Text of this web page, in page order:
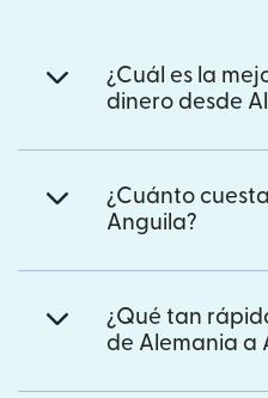
¿Cuál es la
dinero desde
¿Cuánto
Anguila?
¿Qué tan
de Alemania a